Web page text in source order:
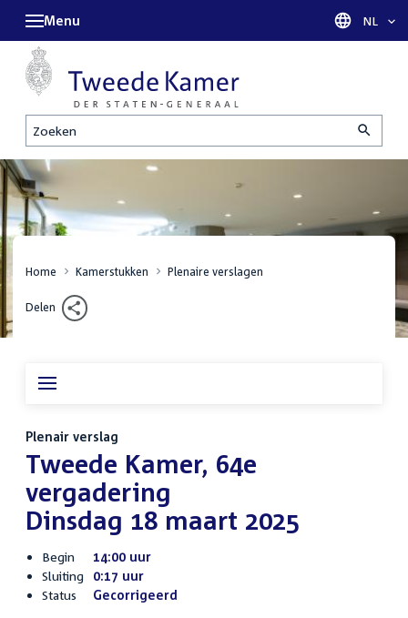
Zoeken
Menu Taal
NL
Home Kamerstukken Plenaire verslagen
Delen
Plenair verslag
Tweede Kamer, 64e
vergadering
Dinsdag 18 maart 2025
Begin
14:00 uur
Sluiting
0:17 uur
Status
Gecorrigeerd